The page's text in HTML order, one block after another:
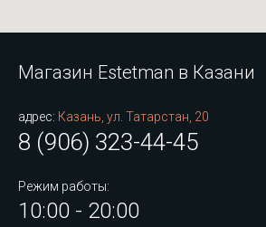
Магазин Estetman в Казани
адрес: Казань, ул. Татарстан, 20
8 (906) 323-44-45
Режим работы:
10:00 - 20:00